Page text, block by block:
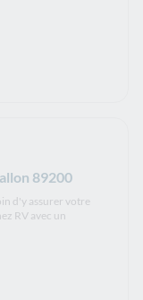
89200
d'y assurer votre
RV avec un